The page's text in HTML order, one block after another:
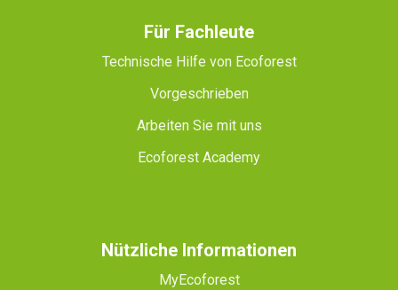
Für Fachleute
Technische Hilfe von Ecoforest
Vorgeschrieben
Arbeiten Sie mit uns
Ecoforest Academy
Nützliche Informationen
MyEcoforest